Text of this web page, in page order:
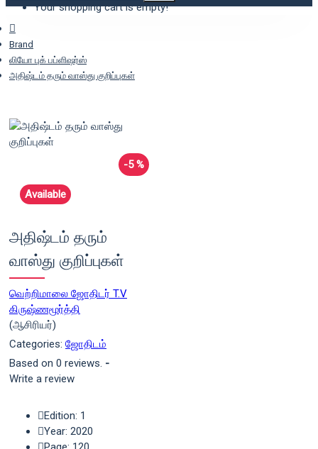
Your shopping cart is empty!
Brand
லியோ புக் பப்ளிஷர்ஸ்
அதிஷ்டம் தரும் வாஸ்து குறிப்புகள்
-5 %
Available
அதிஷ்டம் தரும்
வாஸ்து குறிப்புகள்
வெற்றிமாலை ஜோதிடர் T.V
கிருஷ்ணமூர்த்தி
(ஆசிரியர்)
Categories: ஜோதிடம்
Based on 0 reviews. -
Write a review
Edition: 1
Year: 2020